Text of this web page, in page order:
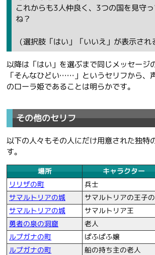
これからも3人仲良く、3つの国を見守
ね？
（選択肢「はい」「いいえ」が表示され
以降は「はい」を選ぶまで同じメッセージ
「そんなひどい……」というセリフから、
のローラ姫であることは明らかです。
その他のセリフ
以下の人々もその人にだけ用意された独特
す。
場所 キャラクター
リリザの町
兵士
サマルトリアの城
サマルトリアの王子
サマルトリアの城
サマルトリア王
勇者の泉の洞窟
老人
ルプガナの町
ぱふぱふ嬢
ルプガナの町
船の持ち主の老人